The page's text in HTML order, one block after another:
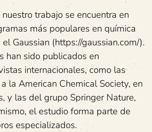
trabajo se encuentra en
más populares en química
Gaussian (https://gaussian.com/).
han sido publicados en
internacionales, como las
la American Chemical Society, en
y las del grupo Springer Nature,
el estudio forma parte de
especializados.